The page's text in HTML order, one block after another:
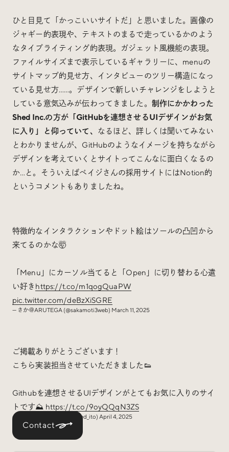
Contact
ひと目見て「かっこいいサイトだ」と思いました。画像の
ジャギー的表現や、テキストのまるで走っているかのよう
なタイプライティング的表現。ガジェット風機能の表現。
ファイルサイズまで表示しているギャラリーに、menuの
サイトマップ的見せ方、インタビューのツリー構造になっ
ている見せ方……。デザインで新しいチャレンジをしようと
している意気込みが伝わってきました。 制作にかかわった
Shed Inc.の方が「GitHubを連想させるUIデザインがお気
に入り」と仰っていて、 なるほど、詳しくは聞いてみない
とわかりませんが、GitHubのようなイメージを持ちながら
デザインを考えていくとサイトってこんなに面白くなるの
か…と。そういえばベイジさんの採用サイトにはNotion的
というコメントもありましたね。
特徴的なインタラクションやドット絵はソールの凸凹から
来てるのかな🤯
「Menu」にカーソル当てると「Open」に切り替わる心遣
い好き https://t.co/m1qogQuaPW
pic.twitter.com/deBzXiSGRE
— さか＠ARUTEGA (@sakamoti3web) March 11, 2025
ご掲載ありがとうございます！
こちら実装担当させていただきました👟
Githubを連想させるUIデザインがとてもお気に入りのサイ
トです⛰️ https://t.co/9oyQQqN3ZS
— Yuta Ito / Shed Inc. (@shed_ito) April 4, 2025